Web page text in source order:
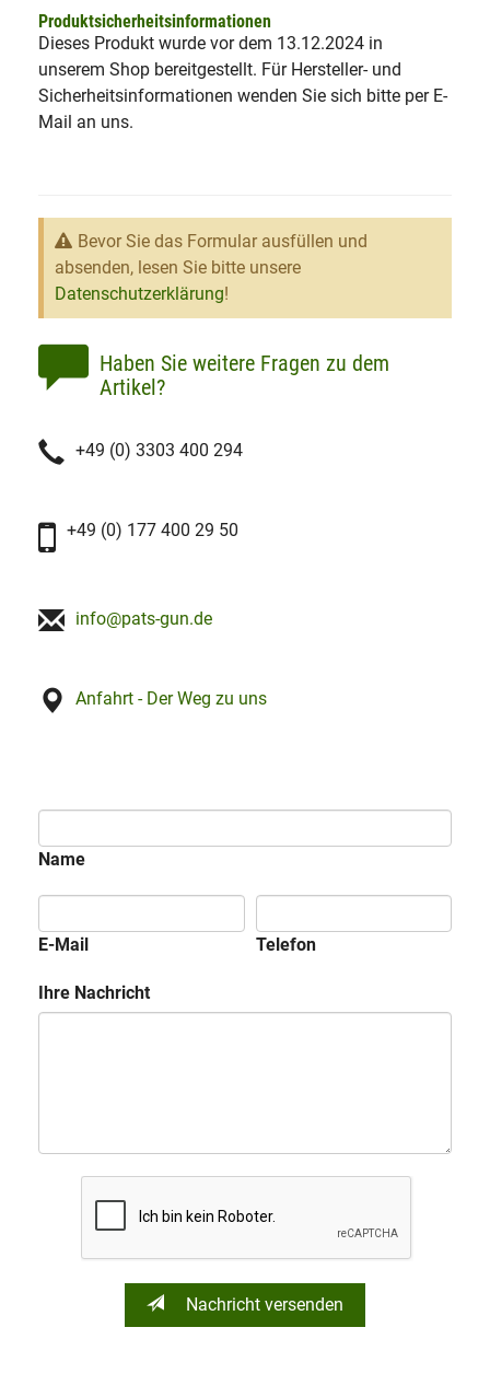
Produktsicherheitsinformationen
Dieses Produkt wurde vor dem 13.12.2024 in
unserem Shop bereitgestellt. Für Hersteller- und
Sicherheitsinformationen wenden Sie sich bitte per E-
Mail an uns.
Bevor Sie das Formular ausfüllen und
absenden, lesen Sie bitte unsere
Datenschutzerklärung!
Haben Sie weitere Fragen zu dem
Artikel?
+49 (0) 3303 400 294
+49 (0) 177 400 29 50
info@pats-gun.de
Anfahrt - Der Weg zu uns
Name
E-Mail Telefon
Ihre Nachricht
Nachricht versenden